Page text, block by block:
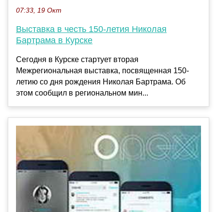
07:33, 19 Окт
Выставка в честь 150-летия Николая
Бартрама в Курске
Сегодня в Курске стартует вторая
Межрегиональная выставка, посвященная 150-
летию со дня рождения Николая Бартрама. Об
этом сообщил в региональном мин...